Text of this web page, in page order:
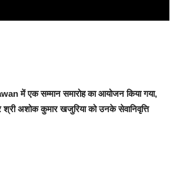
में एक सम्मान समारोह का आयोजन किया गया,
अशोक कुमार खजुरिया को उनके सेवानिवृत्ति